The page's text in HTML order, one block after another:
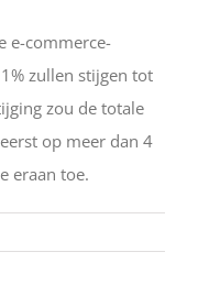
e-commerce-
zullen stijgen tot
zou de totale
op meer dan 4
eraan toe.